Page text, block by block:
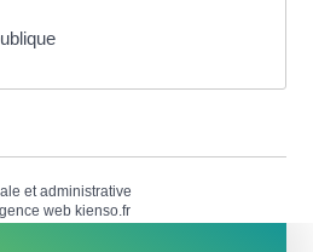
et administrative
web kienso.fr